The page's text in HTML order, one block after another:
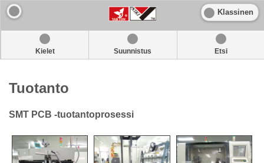
Klassinen
Kielet Suunnistus Etsi
Tuotanto
SMT PCB -tuotantoprosessi